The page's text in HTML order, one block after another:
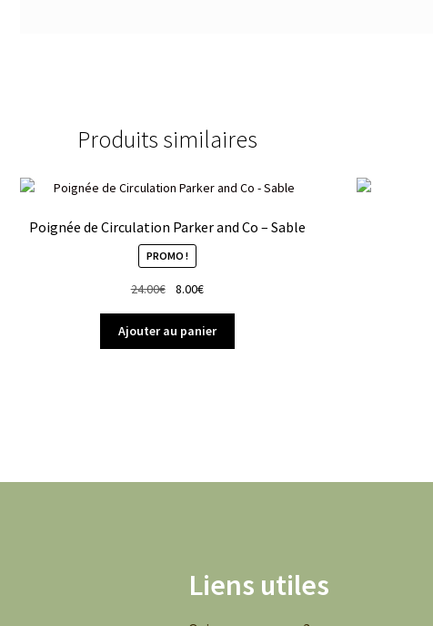
Produits similaires
Poignée de Circulation Parker and Co – Sable
PROMO !
24.00€
Le
initial
était :
8.00€Le
actuel
est :
Ajouter au panier
Liens utiles